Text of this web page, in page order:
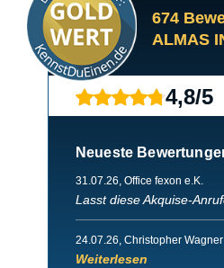
674
ALMAS
4,8/5
Neueste
31.07.26, Office fexon e.K.
Lasst diese Akquise-
24.07.26, Christopher Wagner
Weiterlesen